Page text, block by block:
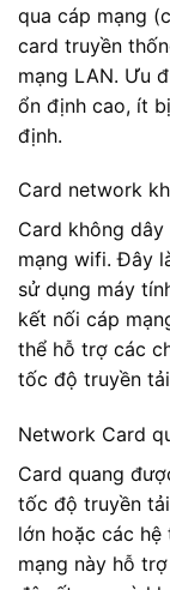
qua cáp mạng
card truyền
mạng LAN. Ưu
ổn định cao, ít
định.
Card network
Card không
mạng wifi. Đây
sử dụng máy
kết nối cáp
thể hỗ trợ các
tốc độ truyền
Network Card
Card quang
tốc độ truyền
lớn hoặc các
mạng này hỗ